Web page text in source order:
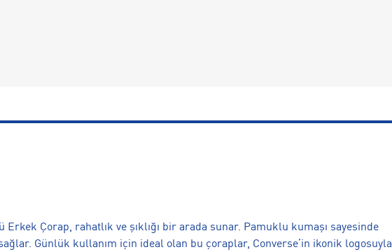
Erkek Çorap, rahatlık ve şıklığı bir arada sunar. Pamuklu kumaşı sayesinde
Günlük kullanım için ideal olan bu çoraplar, Converse’in ikonik logosuyla